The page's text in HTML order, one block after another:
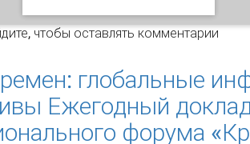
открытого доступа: функции и
, чтобы оставлять комментарии
глобальные
Ежегодный
форума